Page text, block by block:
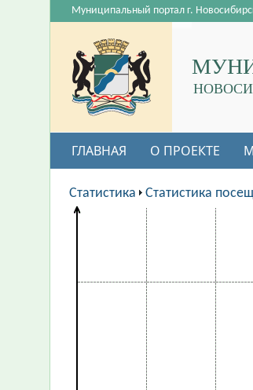
Муниципальный портал г.
ГЛАВНАЯ О ПРОЕКТЕ
Статистика Статистика